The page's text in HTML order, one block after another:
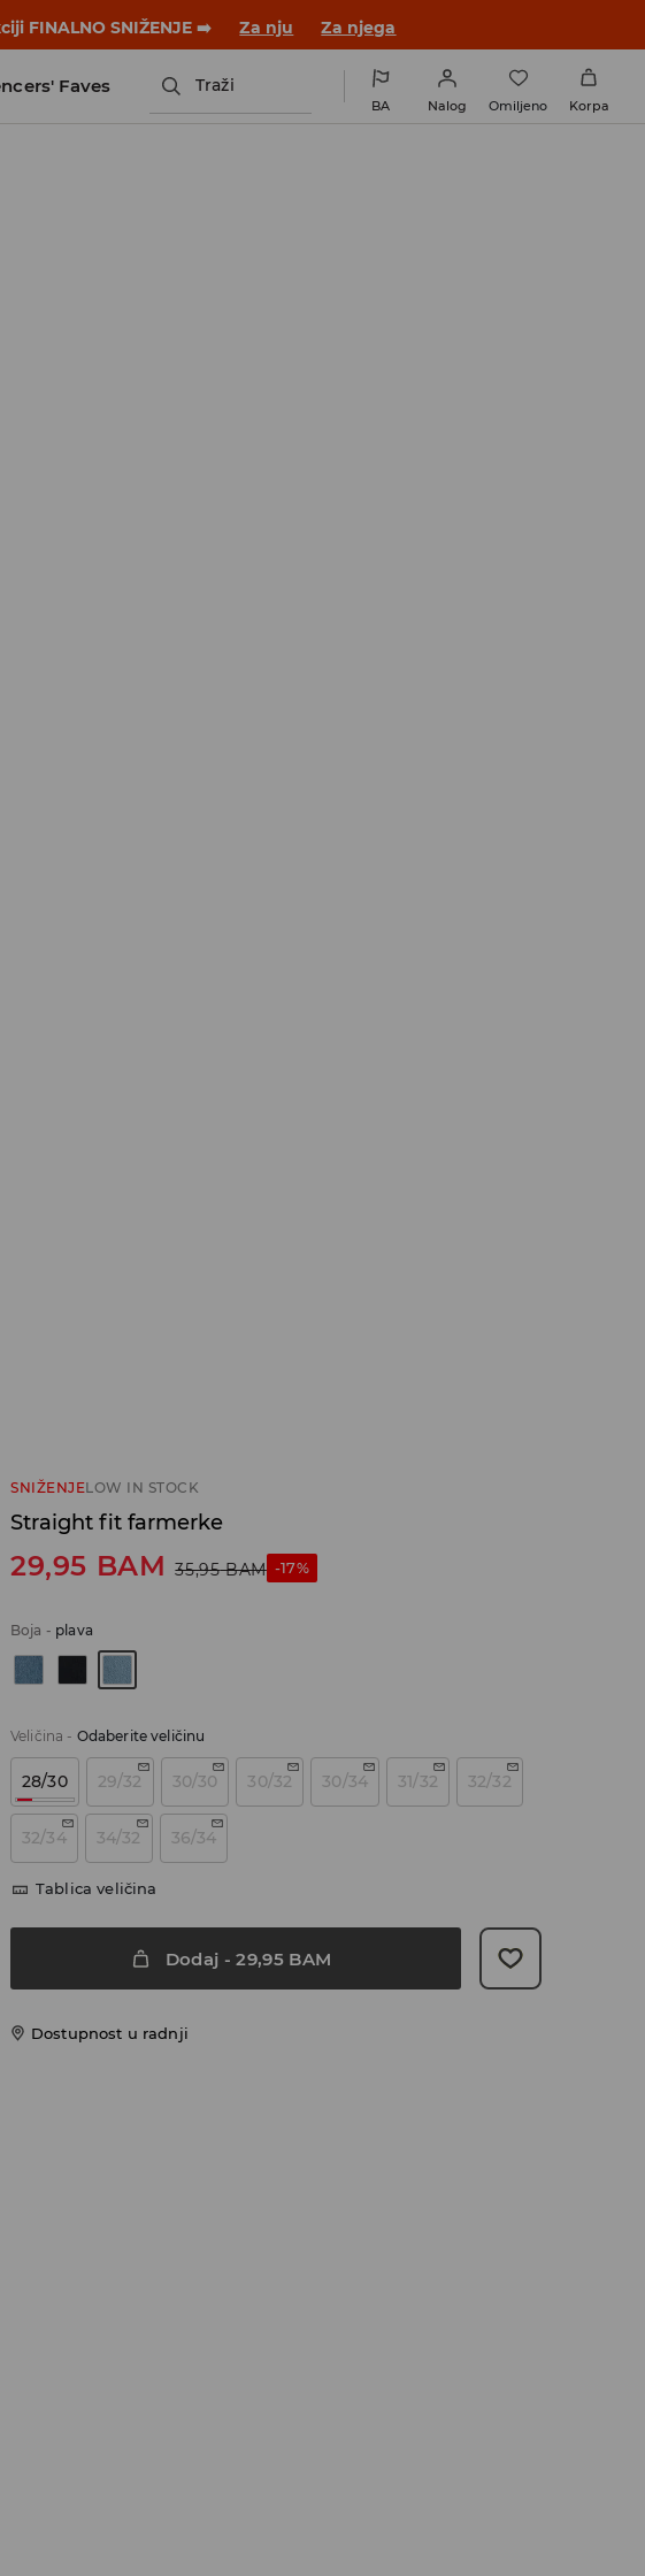
godinu u novom outfitu! Za nju Za njega
Faves Traži
BA Nalog Omiljeno Korpa
SNIŽENJELOW IN STOCK
Straight fit farmerke
29,95 BAM 35,95 BAM -17%
Boja - plava
Veličina - Odaberite veličinu
28/30 29/32 30/30 30/32 30/34 31/32 32/32
32/34 34/32 36/34
Tablica veličina
Dodaj -29,95 BAM
Dostupnost u radnji